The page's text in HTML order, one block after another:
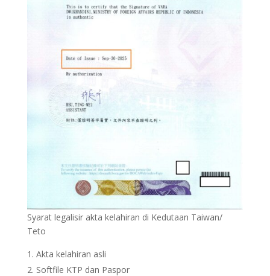
Syarat legalisir akta kelahiran di Kedutaan Taiwan/
Teto
Akta kelahiran asli
Softfile KTP dan Paspor